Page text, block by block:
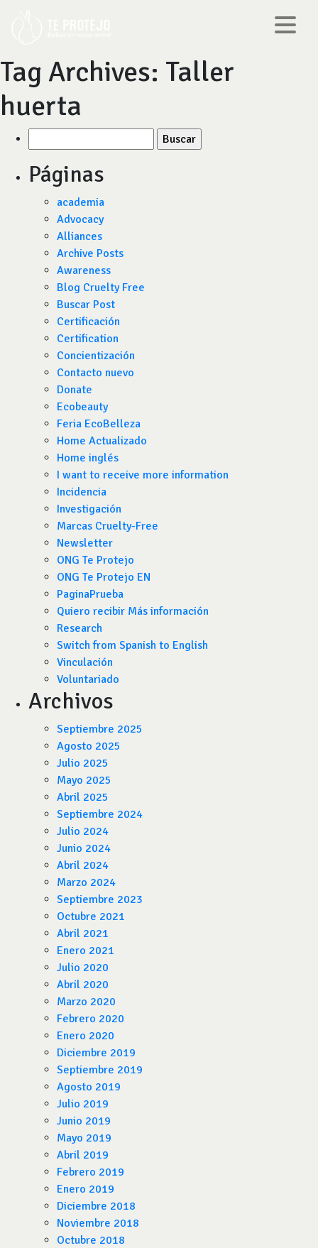
Tag Archives: Taller
huerta
por:
Páginas
academia
Advocacy
Alliances
Archive Posts
Awareness
Blog Cruelty Free
Buscar Post
Certificación
Certification
Concientización
Contacto nuevo
Donate
Ecobeauty
Feria EcoBelleza
Home Actualizado
Home inglés
I want to receive more information
Incidencia
Investigación
Marcas Cruelty-Free
Newsletter
ONG Te Protejo
ONG Te Protejo EN
PaginaPrueba
Quiero recibir Más información
Research
Switch from Spanish to English
Vinculación
Voluntariado
Archivos
Septiembre 2025
Agosto 2025
Julio 2025
Mayo 2025
Abril 2025
Septiembre 2024
Julio 2024
Junio 2024
Abril 2024
Marzo 2024
Septiembre 2023
Octubre 2021
Abril 2021
Enero 2021
Julio 2020
Abril 2020
Marzo 2020
Febrero 2020
Enero 2020
Diciembre 2019
Septiembre 2019
Agosto 2019
Julio 2019
Junio 2019
Mayo 2019
Abril 2019
Febrero 2019
Enero 2019
Diciembre 2018
Noviembre 2018
Octubre 2018